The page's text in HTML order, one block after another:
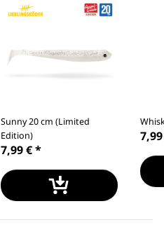
Sunny 20 cm (Limited
Edition)
7,99 €*